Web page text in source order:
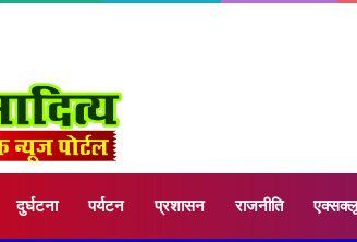
दुर्घटना पर्यटन प्रशासन राजनीति